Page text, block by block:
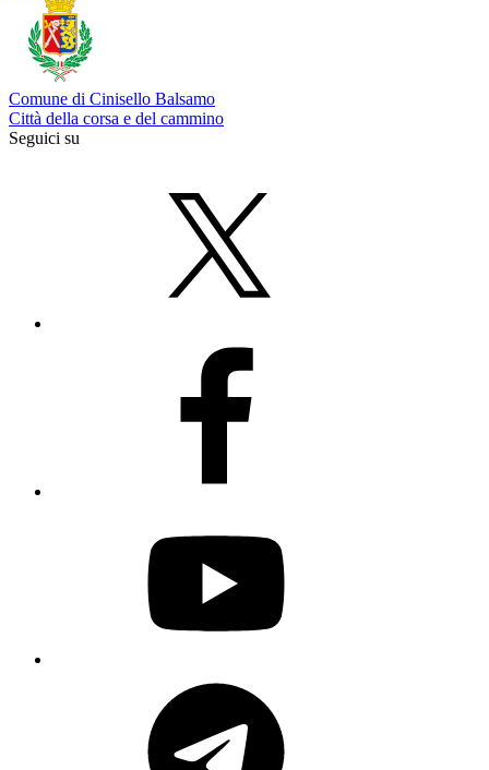
Comune di Cinisello Balsamo
Città della corsa e del cammino
Seguici su